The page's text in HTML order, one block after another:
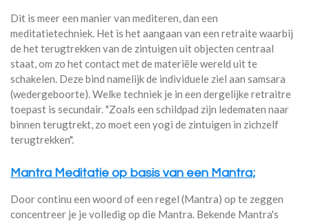
Dit is meer een manier van mediteren, dan een
meditatietechniek. Het is het aangaan van een retraite waarbij
de het terugtrekken van de zintuigen uit objecten centraal
staat, om zo het contact met de materiële wereld uit te
schakelen. Deze bind namelijk de individuele ziel aan samsara
(wedergeboorte). Welke techniek je in een dergelijke retraitre
toepast is secundair. "Zoals een schildpad zijn ledematen naar
binnen terugtrekt, zo moet een yogi de zintuigen in zichzelf
terugtrekken".
Mantra Meditatie op basis van een Mantra;
Door continu een woord of een regel (Mantra) op te zeggen
concentreer je je volledig op die Mantra. Bekende Mantra's